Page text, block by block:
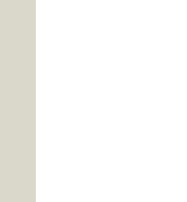
– Wie bereits schon
– Die Kosten
ein. Hier lassen sich u. a.
spielt ebenfalls eine wichtige
– Was verlangen